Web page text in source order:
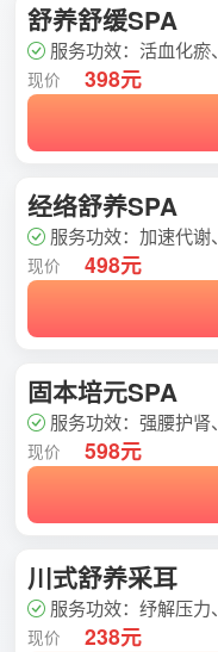
舒养舒缓SPA
服务功效：活血化瘀
现价 398元
经络舒养SPA
服务功效：加速代谢
现价 498元
固本培元SPA
服务功效：强腰护肾
现价 598元
川式舒养采耳
服务功效：纾解压力
现价 238元